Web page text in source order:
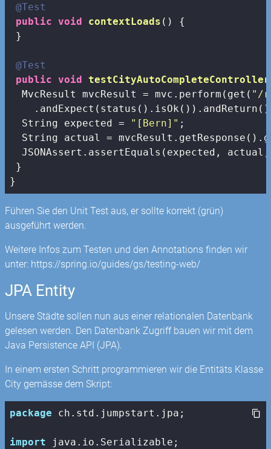
@Test
public void contextLoads ()
{
}
@Test
public void testCityAutoCompleteController
  MvcResult mvcResult = mvc.perform(get(
"/
  String expected =
"[Bern]" ;
String actual =
JSONAssert.assertEquals(expected,
}
}
Führen Sie den Unit Test aus, er sollte korrekt (grün)
ausgeführt werden.
Weitere Infos zum Testen und den Annotations finden wir
unter: https://spring.io/guides/gs/testing-web/
JPA Entity
Unsere Städte sollen nun aus einer relationalen Datenbank
gelesen werden. Den Datenbank Zugriff bauen wir mit dem
Java Persistence API (JPA).
In einem ersten Schritt programmieren wir die Entitäts Klasse
City gemässe dem Skript:
package ch.std.jumpstart.jpa;
import java.io.Serializable;